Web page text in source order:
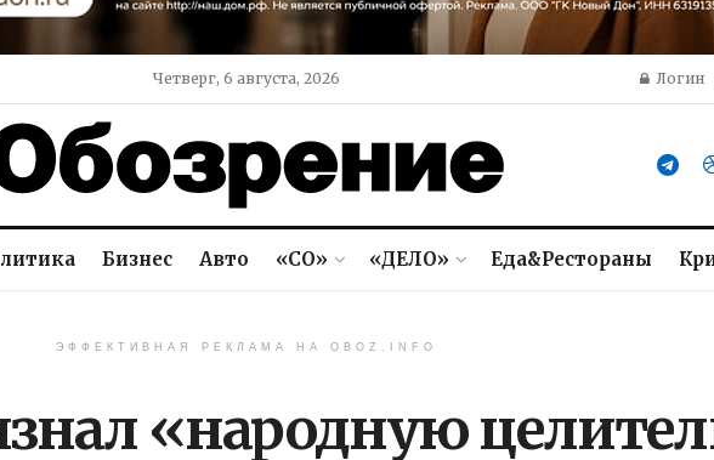
Четверг, 6 августа, 2026 Логин
Бизнес Авто «СО» «ДЕЛО» Еда&Рестораны
ЭФФЕКТИВНАЯ РЕКЛАМА НА OBOZ.INFO
«народную